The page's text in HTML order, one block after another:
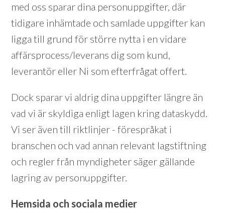
med oss sparar dina personuppgifter, där
tidigare inhämtade och samlade uppgifter kan
ligga till grund för större nytta i en vidare
affärsprocess/leverans dig som kund,
leverantör eller Ni som efterfrågat offert.
Dock sparar vi aldrig dina uppgifter längre än
vad vi är skyldiga enligt lagen kring dataskydd.
Vi ser även till riktlinjer - förespråkat i
branschen och vad annan relevant lagstiftning
och regler från myndigheter säger gällande
lagring av personuppgifter.
Hemsida och sociala medier